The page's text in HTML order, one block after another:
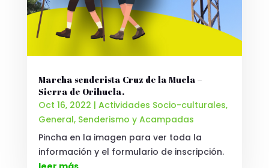
Marcha senderista Cruz de la Muela –
Sierra de Orihuela.
Oct 16, 2022 | Actividades Socio-culturales,
General, Senderismo y Acampadas
Pincha en la imagen para ver toda la
información y el formulario de inscripción.